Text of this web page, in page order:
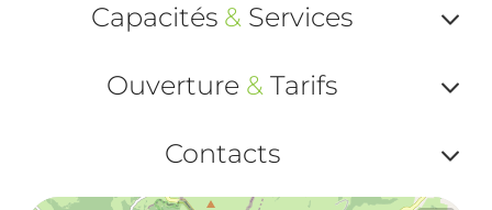
ou
Capacités & Services
ou
Ouverture & Tarifs
ou
Contacts